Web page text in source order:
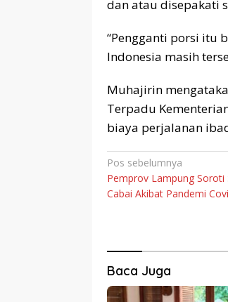
dan atau disepakati
“Pengganti porsi itu
Indonesia masih
Muhajirin
Terpadu
biaya perjalanan
Navigasi
pos
Pos sebelumnya
Pemprov Lampung Soroti
Cabai Akibat Pandemi
Baca Juga